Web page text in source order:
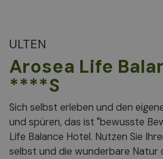
ULTEN
Arosea Life
****S
Sich selbst erleben und den
und spüren, das ist "bewusste
Life Balance Hotel. Nutzen Sie
selbst und die wunderbare Natur